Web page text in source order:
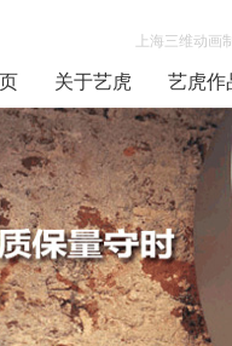
上海三维动
关于艺虎 艺虎作